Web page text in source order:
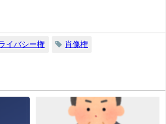
イバシー権 肖像権